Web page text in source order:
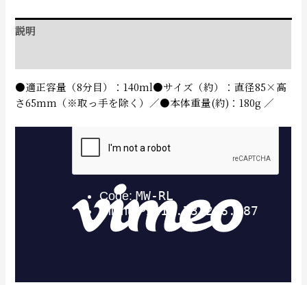
説明
●適正容量（8分目）：140ml●サイズ（約）：直径85×高
さ65mm（※取っ手を除く）／●本体重量(約)：180g ／